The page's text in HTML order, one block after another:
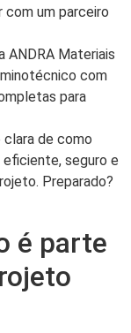
com um parceiro
ANDRA Materiais
com
para
clara de como
seguro e
Preparado?
é parte